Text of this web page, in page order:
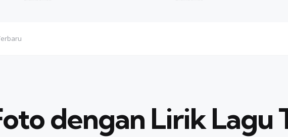
dengan Lirik Lagu